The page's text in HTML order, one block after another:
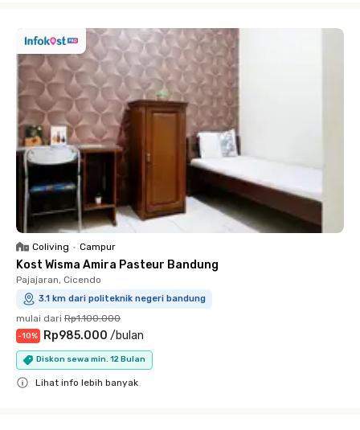
Coliving • Campur
Kost Wisma Amira Pasteur Bandung
Pajajaran, Cicendo
3.1 km dari politeknik negeri bandung
mulai dari Rp1.100.000
-10% Rp985.000 /bulan
Diskon sewa min. 12 Bulan
Lihat info lebih banyak